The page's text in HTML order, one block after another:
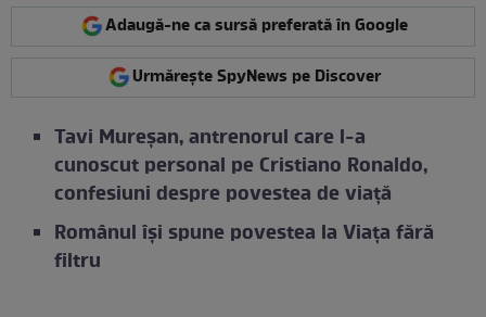
Adaugă-ne ca sursă preferată în Google
Urmărește SpyNews pe Discover
Tavi Mureşan, antrenorul care l-a
cunoscut personal pe Cristiano Ronaldo,
confesiuni despre povestea de viaţă
Românul își spune povestea la Viața fără
filtru